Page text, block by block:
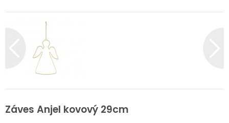
Záves Anjel kovový 29cm